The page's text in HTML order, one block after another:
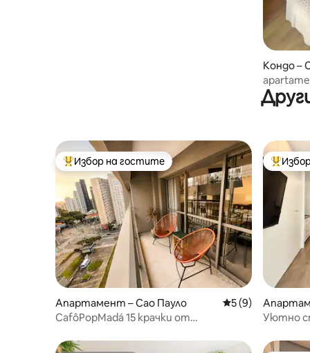
Кондо –
Nubank
Най-популярен избор на гостите
Избор на гостите
Апартамент – Сао Пауло Средна оценка:
5 (9)
CafôPopMadá 15 крачки от
Най-
Уютно